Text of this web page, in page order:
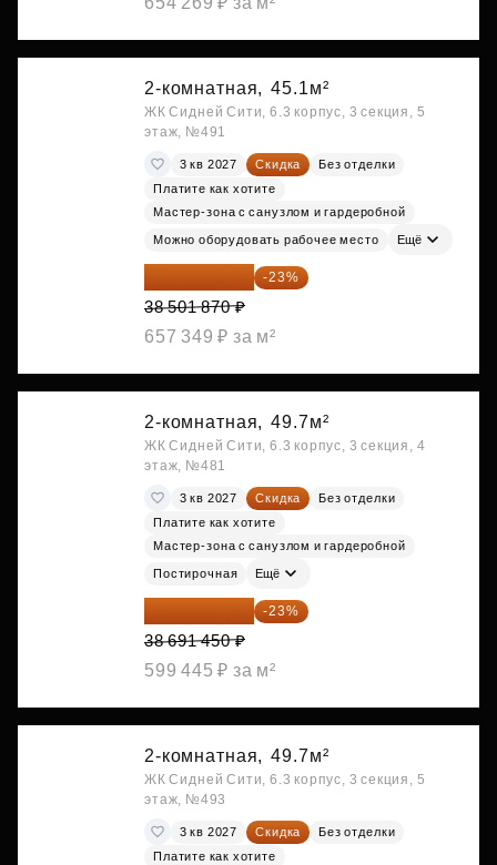
2-комнатная, 45.1м²
ЖК Сидней Сити, 6.3 корпус, 3 секция, 5
этаж, №491
3 кв 2027 Скидка
Без отделки
Платите как хотите
Мастер-зона с санузлом и гардеробной
Можно оборудовать рабочее место Ещё
29 646 440 ₽ -23%
38 501 870 ₽
657 349 ₽ за м²
2-комнатная, 49.7м²
ЖК Сидней Сити, 6.3 корпус, 3 секция, 4
этаж, №481
3 кв 2027 Скидка
Без отделки
Платите как хотите
Мастер-зона с санузлом и гардеробной
Постирочная Ещё
29 792 417 ₽ -23%
38 691 450 ₽
599 445 ₽ за м²
2-комнатная, 49.7м²
ЖК Сидней Сити, 6.3 корпус, 3 секция, 5
этаж, №493
3 кв 2027 Скидка
Без отделки
Платите как хотите